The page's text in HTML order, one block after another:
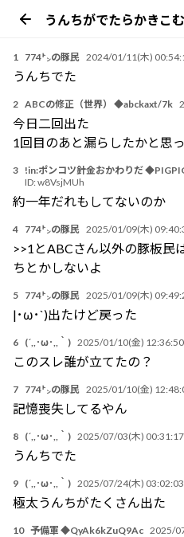
うんちがでたらかきこ
1 774㌧の豚民 2024/01/11(木)
うんちでた
2 ABCの修正（世界） ◆abckaxt/7k
今日二回出た
1回目のあと漏らしたかと思
3 !in:ポンコツ針金おかわりだ
ID:w8VsjMUh
約一年だれもしてないのか
4 774㌧の豚民 2025/01/09(木)
>>1とABCさん以外の豚板民
ちとかしないよ
5 774㌧の豚民 2025/01/09(木)
|･ω･`)出たけど戻った
6 (´,,･ω･,,｀) 2025/01/10(金) 12:36:50
このスレ誰が立てたの？
7 774㌧の豚民 2025/01/10(金)
記憶喪失してるやん
8 (´,,･ω･,,｀) 2025/07/03(木) 00:31:17
うんちでた
9 (´,,･ω･,,｀) 2025/07/24(木) 03:02:03
極太うんちがたくさん出た
10 予備軍 ◆QyAk6kZuQ9Ac 2025/